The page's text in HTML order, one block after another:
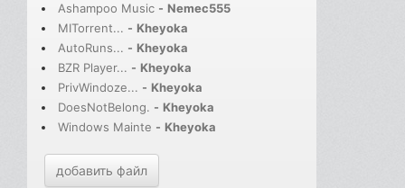
Ashampoo Music - Nemec555
MITorrent... - Kheyoka
AutoRuns... - Kheyoka
BZR Player... - Kheyoka
PrivWindoze... - Kheyoka
DoesNotBelong. - Kheyoka
Windows Mainte - Kheyoka
добавить файл